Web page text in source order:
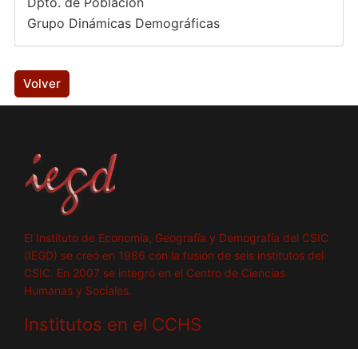
Grupo Dinámicas Demográficas
Volver
El Instituto de Economía, Geografía y Demografía del CSIC
(IEGD) se creó en 1986 con la fusión de seis institutos del
CSIC. En 2007 se integró en el Centro de Ciencias
Humanas y Sociales.
Institutos en el CCHS